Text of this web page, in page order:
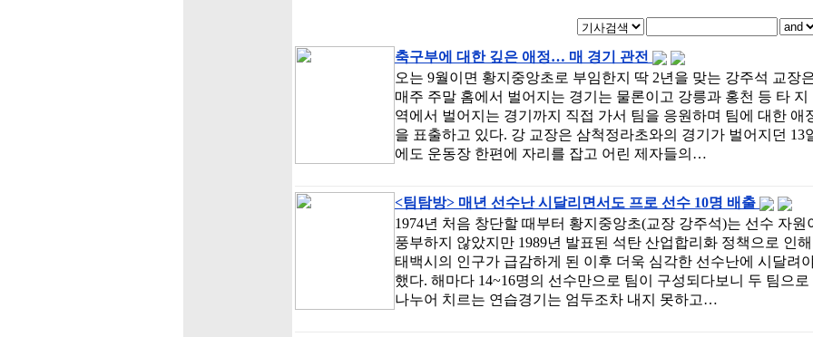
축구부에 대한 깊은 애정… 매 경기 관전
오는 9월이면 황지중앙초로 부임한지 딱 2년을 맞는 강주석 교장
매주 주말 홈에서 벌어지는 경기는 물론이고 강릉과 홍천 등 타 지
역에서 벌어지는 경기까지 직접 가서 팀을 응원하며 팀에 대한 애
을 표출하고 있다. 강 교장은 삼척정라초와의 경기가 벌어지던 13
에도 운동장 한편에 자리를 잡고 어린 제자들의…
<팀탐방> 매년 선수난 시달리면서도 프로 선수 10명 배출
1974년 처음 창단할 때부터 황지중앙초(교장 강주석)는 선수 자원
풍부하지 않았지만 1989년 발표된 석탄 산업합리화 정책으로 인해
태백시의 인구가 급감하게 된 이후 더욱 심각한 선수난에 시달려
했다. 해마다 14~16명의 선수만으로 팀이 구성되다보니 두 팀으로
나누어 치르는 연습경기는 엄두조차 내지 못하고…